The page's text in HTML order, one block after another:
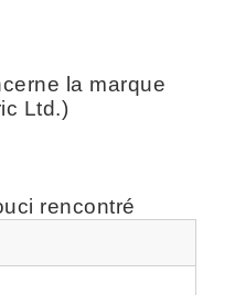
la marque
Ltd.)
rencontré